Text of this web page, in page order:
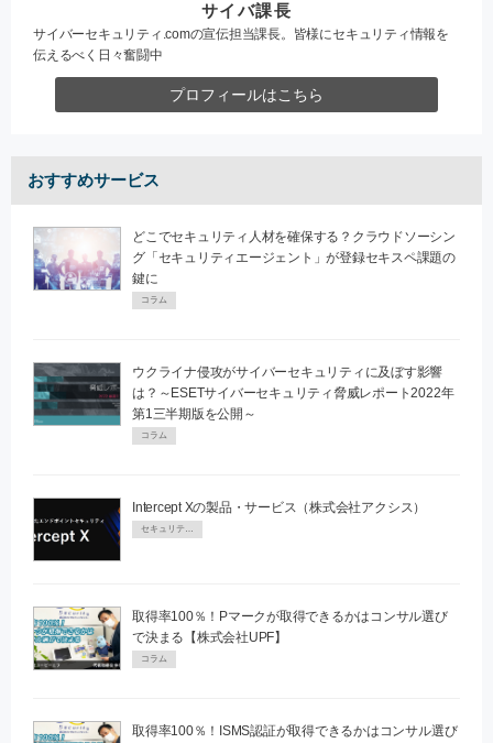
サイバ課長
サイバーセキュリティ.comの宣伝担当課長。皆様にセキュリティ情報を
伝えるべく日々奮闘中
プロフィールはこちら
おすすめサービス
どこでセキュリティ人材を確保する？クラウドソーシン
グ「セキュリティエージェント」が登録セキスペ課題の
鍵に
コラム
ウクライナ侵攻がサイバーセキュリティに及ぼす影響
は？～ESETサイバーセキュリティ脅威レポート2022年
第1三半期版を公開～
コラム
Intercept Xの製品・サービス（株式会社アクシス）
セキュリティPR
取得率100％！Pマークが取得できるかはコンサル選び
で決まる【株式会社UPF】
コラム
取得率100％！ISMS認証が取得できるかはコンサル選び